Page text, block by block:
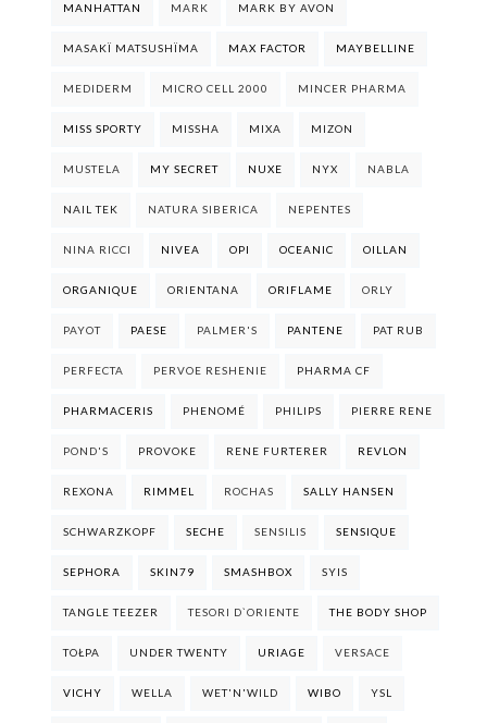
MANHATTAN MARK MARK BY AVON
MASAKÏ MATSUSHÏMA MAX FACTOR MAYBELLINE
MEDIDERM MICRO CELL 2000 MINCER PHARMA
MISS SPORTY MISSHA MIXA MIZON
MUSTELA MY SECRET NUXE NYX NABLA
NAIL TEK NATURA SIBERICA NEPENTES
NINA RICCI NIVEA OPI OCEANIC OILLAN
ORGANIQUE ORIENTANA ORIFLAME ORLY
PAYOT PAESE PALMER'S PANTENE PAT RUB
PERFECTA PERVOE RESHENIE PHARMA CF
PHARMACERIS PHENOMÉ PHILIPS PIERRE RENE
POND'S PROVOKE RENE FURTERER REVLON
REXONA RIMMEL ROCHAS SALLY HANSEN
SCHWARZKOPF SECHE SENSILIS SENSIQUE
SEPHORA SKIN79 SMASHBOX SYIS
TANGLE TEEZER TESORI D`ORIENTE THE BODY SHOP
TOŁPA UNDER TWENTY URIAGE VERSACE
VICHY WELLA WET'N'WILD WIBO YSL